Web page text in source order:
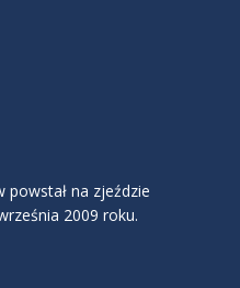
na zjeździe
2009 roku.